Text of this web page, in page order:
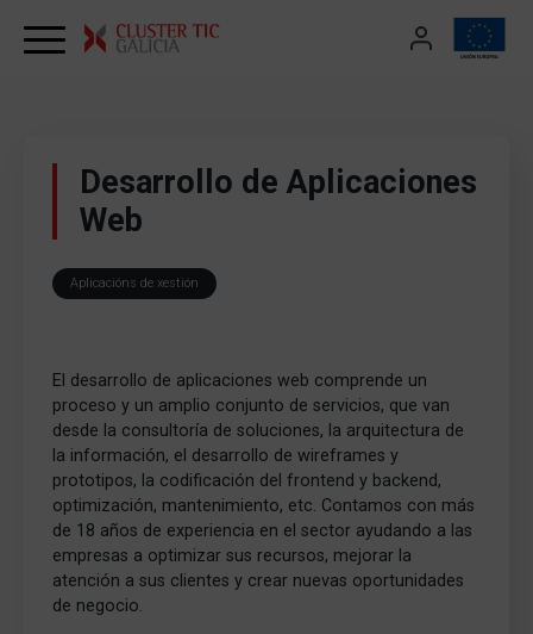
Desarrollo de Aplicaciones
Web
Aplicacións de xestión
El desarrollo de aplicaciones web comprende un
proceso y un amplio conjunto de servicios, que van
desde la consultoría de soluciones, la arquitectura de
la información, el desarrollo de wireframes y
prototipos, la codificación del frontend y backend,
optimización, mantenimiento, etc. Contamos con más
de 18 años de experiencia en el sector ayudando a las
empresas a optimizar sus recursos, mejorar la
atención a sus clientes y crear nuevas oportunidades
de negocio.